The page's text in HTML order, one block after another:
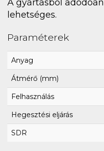
A gyártásból
lehetséges.
Paraméterek
Anyag
Átmérő (mm)
Felhasználás
Hegesztési eljárás
SDR